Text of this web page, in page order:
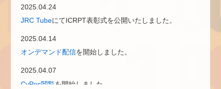
2025.04.24
JRC TubeにてICRPT表彰式を公開いたしました。
2025.04.14
オンデマンド配信を開始しました。
2025.04.07
CyPos閲覧を開始しました。